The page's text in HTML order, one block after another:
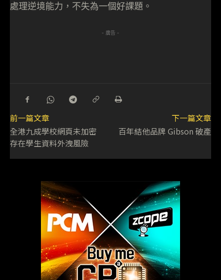
處理逆境能力，不失為一個好課題。
- 廣告 -
前一篇文章
全港九成學校網頁未加密
存在學生資料外洩風險
下一篇文章
百年結他品牌 Gibson 破產